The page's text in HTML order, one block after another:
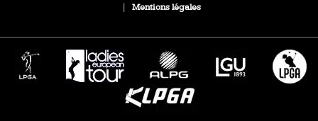
Mentions légales